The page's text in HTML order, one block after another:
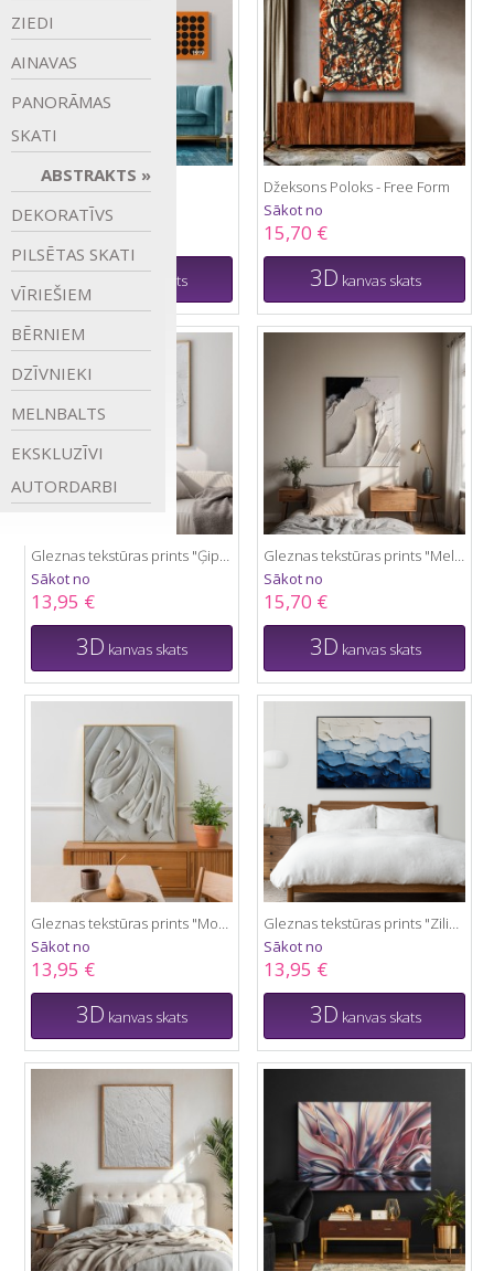
ZIEDI
AINAVAS
PANORĀMAS
SKATI
ABSTRAKTS
DEKORATĪVS
PILSĒTAS SKATI
VĪRIEŠIEM
BĒRNIEM
DZĪVNIEKI
MELNBALTS
EKSKLUZĪVI
AUTORDARBI
Bauhaus 1919 - Punkti
Sākot no
14,90 €
3D kanvas skats
Džeksons Poloks - Free Form
Sākot no
15,70 €
3D kanvas skats
Sākot no
13,95 €
3D kanvas skats
Sākot no
15,70 €
3D kanvas skats
Gleznas tekstūras prints "Monsteras lapa"
Sākot no
13,95 €
3D kanvas skats
Gleznas tekstūras prints "Zilie viļņi"
Sākot no
13,95 €
3D kanvas skats